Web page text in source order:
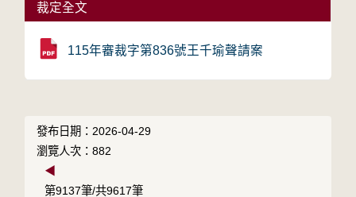
裁定全文
115年審裁字第836號王千瑜聲請案
發布日期：2026-04-29
瀏覽人次：882
◀
第9137筆/共9617筆